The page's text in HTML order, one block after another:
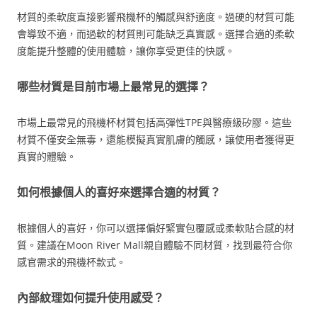
材質的柔軟度直接影響飛機杯的觸感與舒適度。過硬的材質可能
會導致不適，而過軟的材質則可能缺乏真實感。選擇合適的柔軟
度能提升整體的使用體驗，讓你享受更佳的快感。
哪些材質是目前市場上最常見的選擇？
市場上最常見的飛機杯材質包括高彈性TPE與醫療級矽膠。這些
材質不僅安全無毒，還能模擬真實肌膚的觸感，讓使用者獲得更
真實的體驗。
如何根據個人的喜好來選擇合適的材質？
根據個人的喜好，你可以選擇偏好緊實包覆感或柔軟貼合感的材
質。建議在Moon River Mall親自體驗不同材質，找到最符合你
感官需求的飛機杯款式。
內部紋理如何提升使用感受？